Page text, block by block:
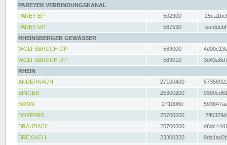
PAREYER VERBINDUNGSKANAL
PAREY EP
502300
PAREY UP
587530
RHEINSBERGER GEWÄSSER
WOLFSBRUCH OP
589000
WOLFSBRUCH UP
589010
RHEIN
ANDERNACH
27100400
BINGEN
25300200
BONN
2710080
BOPPARD
25700500
BRAUBACH
25700600
BREISACH
23300320